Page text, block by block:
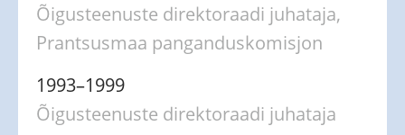
Õigusteenuste direktoraadi juhataja,
Prantsusmaa panganduskomisjon
1993–1999
Õigusteenuste direktoraadi juhataja